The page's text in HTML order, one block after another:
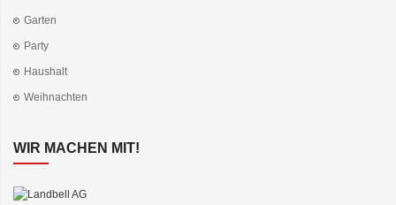
Garten
Party
Haushalt
Weihnachten
WIR MACHEN MIT!